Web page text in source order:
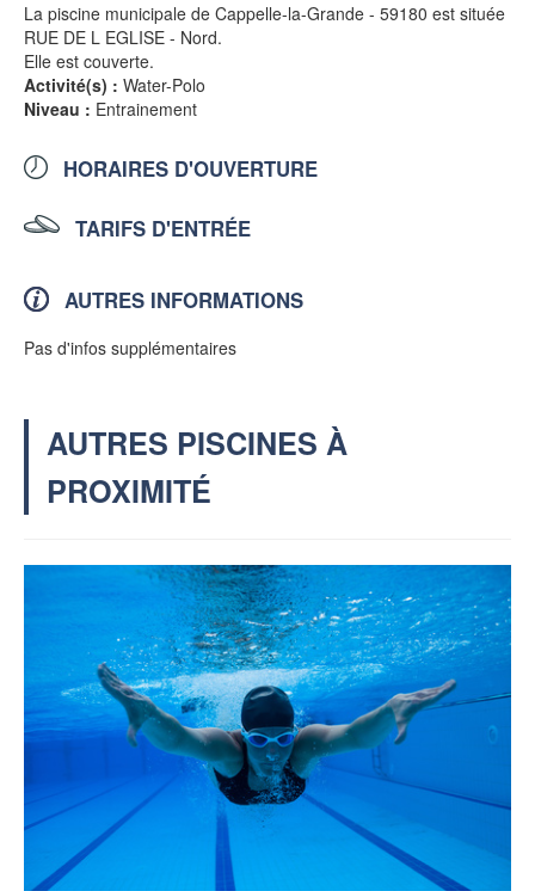
La piscine municipale de Cappelle-la-Grande - 59180 est située
RUE DE L EGLISE - Nord.
Elle est couverte.
Activité(s) : Water-Polo
Niveau : Entrainement
HORAIRES D'OUVERTURE
TARIFS D'ENTRÉE
AUTRES INFORMATIONS
Pas d'infos supplémentaires
AUTRES PISCINES À
PROXIMITÉ